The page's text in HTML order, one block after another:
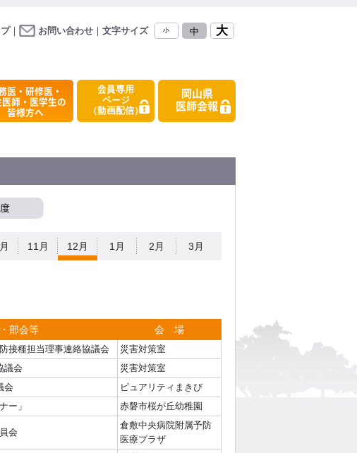
｜ お問い合わせ ｜文字サイズ 小 中 大
医・研修医・
医師・医学生の
皆様方へ
会員専用
ページ
（動画配信）
岡山県
医師会報
11月 12月 1月 2月 3月
部会等 会 場
接種担当理事連絡協議会
災害対策室
議会
災害対策室
会
ピュアリティまきび
ー」 赤磐市桜が丘幼稚園
会
倉敷中央病院附属予防
医療プラザ